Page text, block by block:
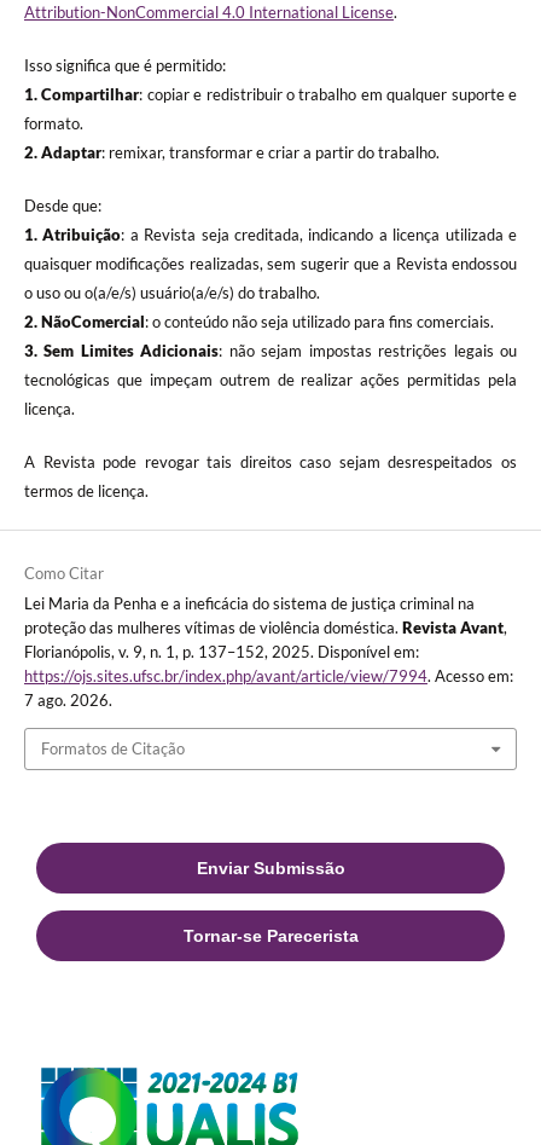
Attribution-NonCommercial 4.0 International License.
Isso significa que é permitido:
1. Compartilhar: copiar e redistribuir o trabalho em qualquer suporte e
formato.
2. Adaptar: remixar, transformar e criar a partir do trabalho.
Desde que:
1. Atribuição: a Revista seja creditada, indicando a licença utilizada e
quaisquer modificações realizadas, sem sugerir que a Revista endossou
o uso ou o(a/e/s) usuário(a/e/s) do trabalho.
2. NãoComercial: o conteúdo não seja utilizado para fins comerciais.
3.Sem Limites Adicionais: não sejam impostas restrições legais ou
tecnológicas que impeçam outrem de realizar ações permitidas pela
licença.
A Revista pode revogar tais direitos caso sejam desrespeitados os
termos de licença.
Como Citar
Lei Maria da Penha e a ineficácia do sistema de justiça criminal na
proteção das mulheres vítimas de violência doméstica. Revista Avant,
Florianópolis, v. 9, n. 1, p. 137–152, 2025. Disponível em:
https://ojs.sites.ufsc.br/index.php/avant/article/view/7994. Acesso em:
7 ago. 2026.
Formatos de Citação
Enviar Submissão
Tornar-se Parecerista